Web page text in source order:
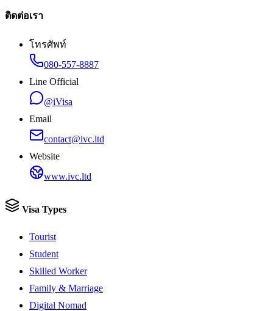
ติดต่อเรา
โทรศัพท์
080-557-8887
Line Official
@iVisa
Email
contact@ivc.ltd
Website
www.ivc.ltd
Visa Types
Tourist
Student
Skilled Worker
Family & Marriage
Digital Nomad